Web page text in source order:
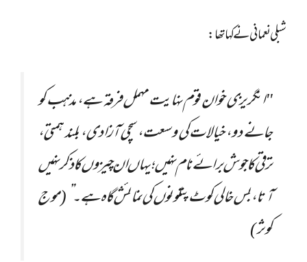
شبلی نعمانی نے کہا تھا:
"انگریزی خوان قوم نہایت مہمل فرقہ ہے، مذہب کو
جانے دو، خیالات کی وسعت، سچی آزادی، بلند ہمتی،
ترقی کا جوش برائے نام نہیں؛ یہاں ان چیزوں کا ذکر نہیں
آتا، بس خالی کوٹ پتلونوں کی نمائش گاہ ہے۔” (موج
کوثر)